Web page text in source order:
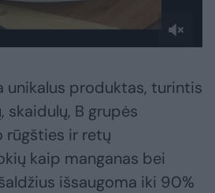
unikalus produktas, turintis
skaidulų, B grupės
rūgšties ir retų
kaip manganas bei
išsaugoma iki 90%